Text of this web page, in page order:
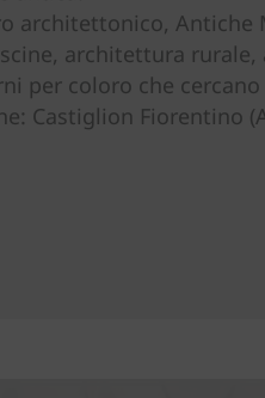
architettonico,
architettura
per coloro che
Castiglion Fiorentino